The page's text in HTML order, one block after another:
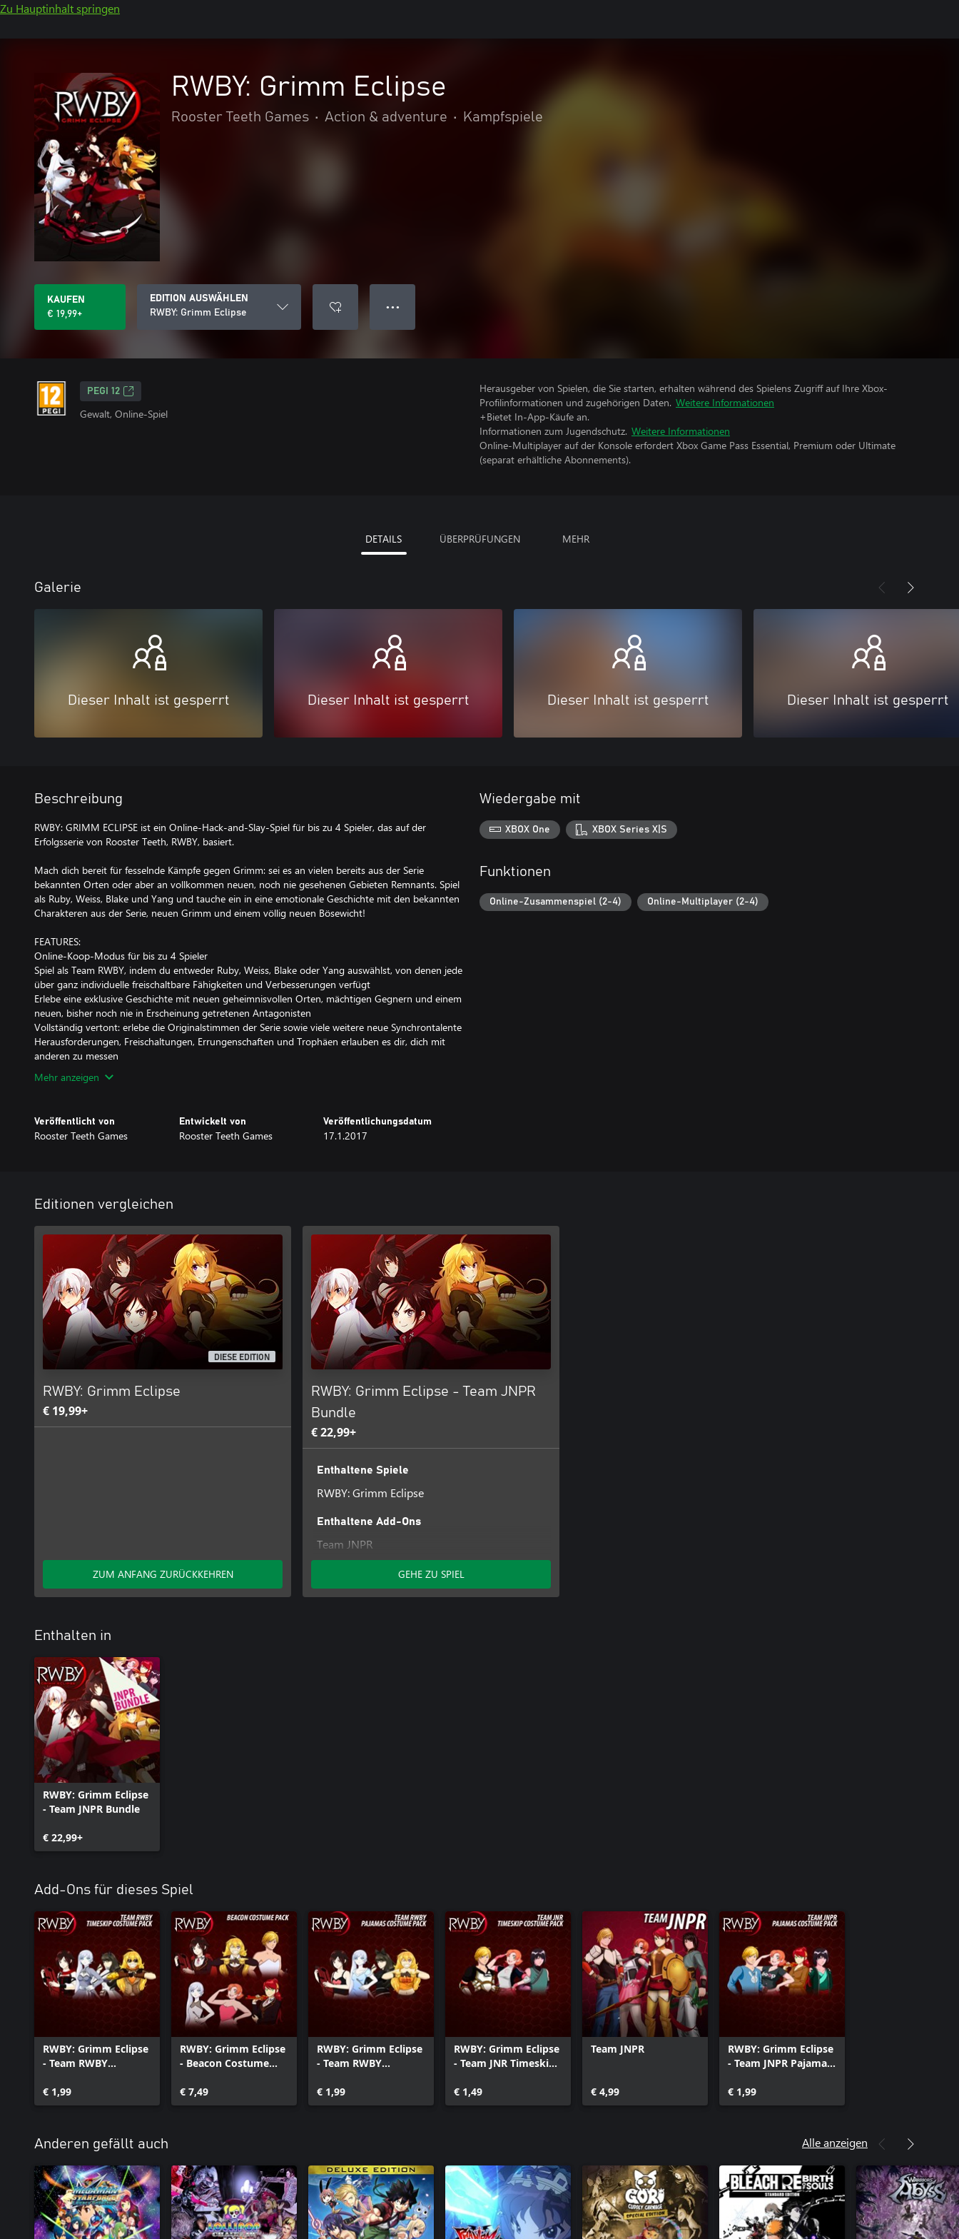
Zu Hauptinhalt springen
RWBY: Grimm Eclipse
Rooster Teeth Games • Action & adventure • Kampfspiele
KAUFEN
€ 19,99+
EDITION AUSWÄHLEN
RWBY: Grimm Eclipse
● ● ●
PEGI 12
Gewalt, Online-Spiel
Herausgeber von Spielen, die Sie starten, erhalten während des Spielens Zugriff auf Ihre Xbox-
Profilinformationen und zugehörigen Daten. Weitere Informationen
+Bietet In-App-Käufe an.
Informationen zum Jugendschutz. Weitere Informationen
Online-Multiplayer auf der Konsole erfordert Xbox Game Pass Essential, Premium oder Ultimate
(separat erhältliche Abonnements).
DETAILS ÜBERPRÜFUNGEN MEHR
Galerie
Dieser Inhalt ist gesperrt Dieser Inhalt ist gesperrt Dieser Inhalt ist gesperrt Dieser Inhalt ist gesperrt
Beschreibung
RWBY: GRIMM ECLIPSE ist ein Online-Hack-and-Slay-Spiel für bis zu 4 Spieler, das auf der
Erfolgsserie von Rooster Teeth, RWBY, basiert.
Mach dich bereit für fesselnde Kämpfe gegen Grimm: sei es an vielen bereits aus der Serie
bekannten Orten oder aber an vollkommen neuen, noch nie gesehenen Gebieten Remnants. Spiel
als Ruby, Weiss, Blake und Yang und tauche ein in eine emotionale Geschichte mit den bekannten
Charakteren aus der Serie, neuen Grimm und einem völlig neuen Bösewicht!
FEATURES:
Online-Koop-Modus für bis zu 4 Spieler
Spiel als Team RWBY, indem du entweder Ruby, Weiss, Blake oder Yang auswählst, von denen jede
über ganz individuelle freischaltbare Fähigkeiten und Verbesserungen verfügt
Erlebe eine exklusive Geschichte mit neuen geheimnisvollen Orten, mächtigen Gegnern und einem
neuen, bisher noch nie in Erscheinung getretenen Antagonisten
Vollständig vertont: erlebe die Originalstimmen der Serie sowie viele weitere neue Synchrontalente
Herausforderungen, Freischaltungen, Errungenschaften und Trophäen erlauben es dir, dich mit
anderen zu messen
Mehr anzeigen
Veröffentlicht von
Rooster Teeth Games
Entwickelt von
Rooster Teeth Games
Veröffentlichungsdatum
17.1.2017
Wiedergabe mit
XBOX One XBOX Series X|S
Funktionen
Online-Zusammenspiel (2-4) Online-Multiplayer (2-4)
Editionen vergleichen
DIESE EDITION
RWBY: Grimm Eclipse
€ 19,99+
ZUM ANFANG ZURÜCKKEHREN
RWBY: Grimm Eclipse - Team JNPR
Bundle
€ 22,99+
Enthaltene Spiele
RWBY: Grimm Eclipse
Enthaltene Add-Ons
Team JNPR
GEHE ZU SPIEL
Enthalten in
RWBY: Grimm Eclipse
- Team JNPR Bundle
€ 22,99+
Add-Ons für dieses Spiel
RWBY: Grimm Eclipse
- Team RWBY
Pack
€ 1,99
RWBY: Grimm Eclipse
- Beacon Costume
€ 7,49
RWBY: Grimm Eclipse
- Team RWBY
Pack
€ 1,99
RWBY: Grimm Eclipse
- Team JNR Timeskip
€ 1,49
Team JNPR
€ 4,99
RWBY: Grimm Eclipse
- Team JNPR Pajamas
€ 1,99
Anderen gefällt auch Alle anzeigen